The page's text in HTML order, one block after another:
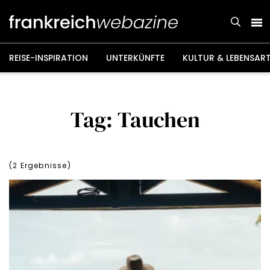
Inhalt
REISE-INSPIRATION UNTERKÜNFTE KULTUR &
Tag: Tauchen
(2 Ergebnisse)